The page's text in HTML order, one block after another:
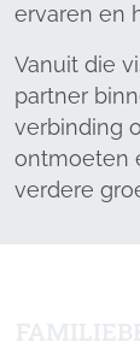
ervaren en
Vanuit die
partner
verbinding
ontmoeten
verdere